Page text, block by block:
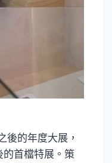
的年度大展，
的首檔特展。策